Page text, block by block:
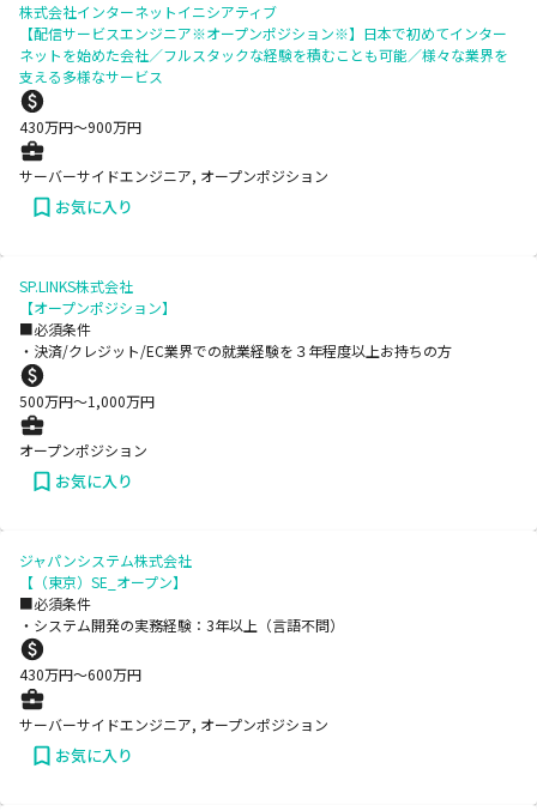
株式会社インターネットイニシアティブ
【配信サービスエンジニア※オープンポジション※】日本で初めてインター
ネットを始めた会社／フルスタックな経験を積むことも可能／様々な業界を
支える多様なサービス
430万円〜900万円
サーバーサイドエンジニア, オープンポジション
お気に入り
SP.LINKS株式会社
【オープンポジション】
■必須条件
・決済/クレジット/EC業界での就業経験を３年程度以上お持ちの方
500万円〜1,000万円
オープンポジション
お気に入り
ジャパンシステム株式会社
【（東京）SE_オープン】
■必須条件
・システム開発の実務経験：3年以上（言語不問）
430万円〜600万円
サーバーサイドエンジニア, オープンポジション
お気に入り